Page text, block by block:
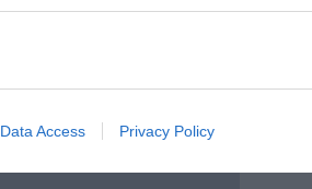
Data Access Privacy Policy